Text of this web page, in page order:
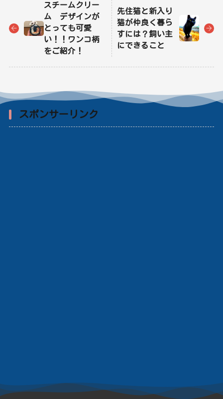
スチームクリー
ム デザインが
とっても可愛
い！！ワンコ柄
をご紹介！
先住猫と新入り
猫が仲良く暮ら
すには？飼い主
にできること
スポンサーリンク